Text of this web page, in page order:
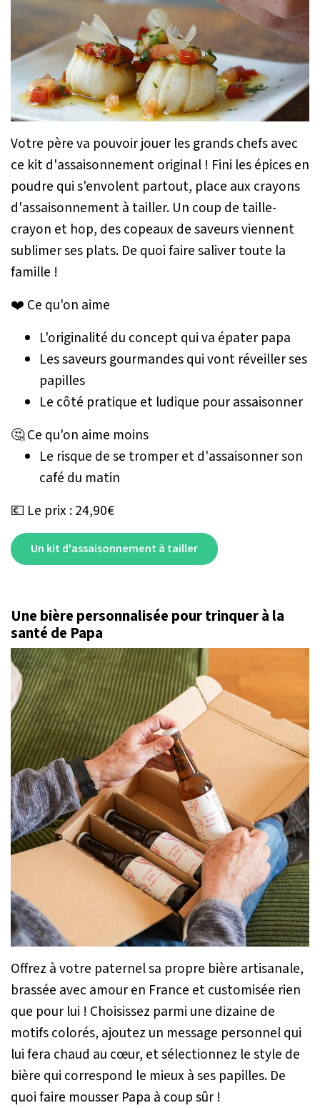
Votre père va pouvoir jouer les grands chefs avec
ce kit d'assaisonnement original ! Fini les épices en
poudre qui s'envolent partout, place aux crayons
d'assaisonnement à tailler. Un coup de taille-
crayon et hop, des copeaux de saveurs viennent
sublimer ses plats. De quoi faire saliver toute la
famille !
❤️ Ce qu'on aime
L'originalité du concept qui va épater papa
Les saveurs gourmandes qui vont réveiller ses
papilles
Le côté pratique et ludique pour assaisonner
🤔 Ce qu'on aime moins
Le risque de se tromper et d'assaisonner son
café du matin
💶 Le prix : 24,90€
Un kit d'assaisonnement à tailler
Une bière personnalisée pour trinquer à la
santé de Papa
Offrez à votre paternel sa propre bière artisanale,
brassée avec amour en France et customisée rien
que pour lui ! Choisissez parmi une dizaine de
motifs colorés, ajoutez un message personnel qui
lui fera chaud au cœur, et sélectionnez le style de
bière qui correspond le mieux à ses papilles. De
quoi faire mousser Papa à coup sûr !